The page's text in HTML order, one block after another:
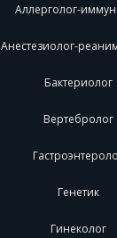
Аллерголог-
Анестезиолог-
Бактериолог
Вертебролог
Генетик
Гинеколог